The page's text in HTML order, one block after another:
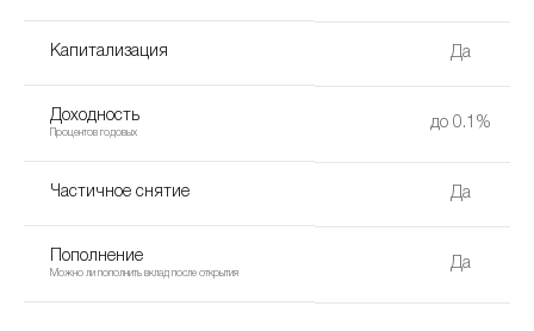
Капитализация Да
Доходность
Процентов годовых
до 0.1%
Частичное снятие Да
Пополнение
Можно ли пополнить вклад после открытия
Да